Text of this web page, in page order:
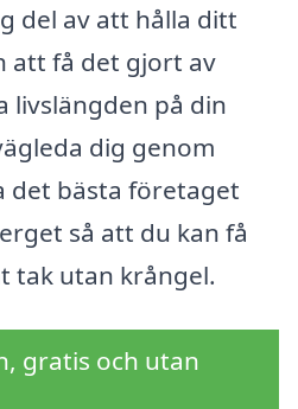
del av att hålla ditt
att få det gjort av
livslängden på din
dig genom
det bästa företaget
så att du kan få
tak utan krångel.
gratis och utan